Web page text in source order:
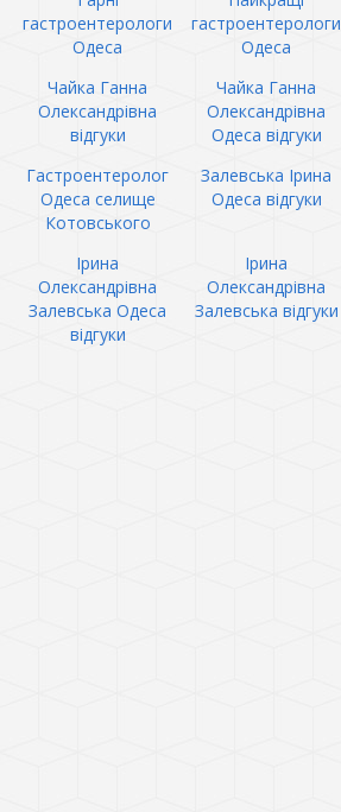
гастроентерологи
Одеса
гастроентерологи
Одеса
Чайка Ганна
Олександрівна
відгуки
Чайка Ганна
Олександрівна
Одеса відгуки
Гастроентеролог
Одеса селище
Котовського
Залевська Ірина
Одеса відгуки
Ірина
Олександрівна
Залевська Одеса
відгуки
Ірина
Олександрівна
Залевська відгуки